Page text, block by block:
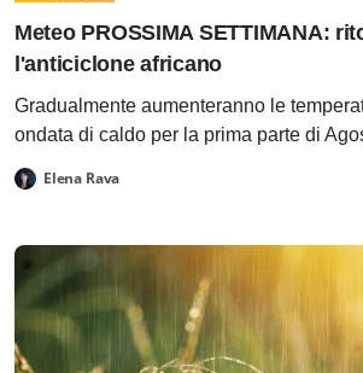
Meteo PROSSIMA SETTIMANA:
l'anticiclone africano
Gradualmente aumenteranno le
ondata di caldo per la prima parte di
Elena Rava